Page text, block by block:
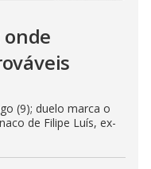
onde
(9); duelo marca o
de Filipe Luís, ex-